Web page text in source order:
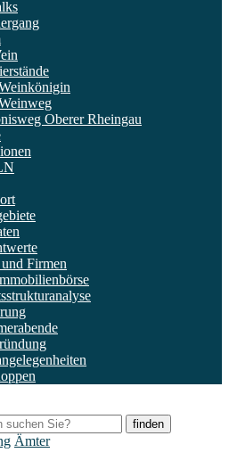
Oberer Rheingau
Firmen
finden
Ämter